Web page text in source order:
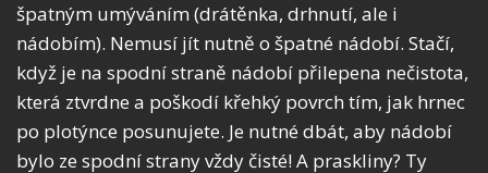
špatným umýváním (drátěnka, drhnutí, ale i
nádobím). Nemusí jít nutně o špatné nádobí. Stačí,
když je na spodní straně nádobí přilepena nečistota,
která ztvrdne a poškodí křehký povrch tím, jak hrnec
po plotýnce posunujete. Je nutné dbát, aby nádobí
bylo ze spodní strany vždy čisté! A praskliny? Ty